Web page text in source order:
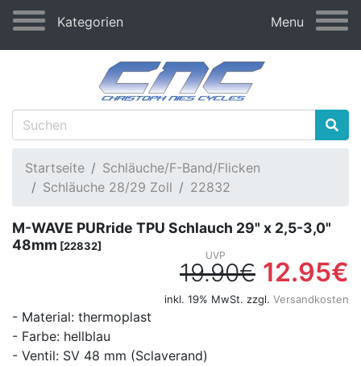
Kategorien Menu
Startseite
Schläuche/F-Band/Flicken
Schläuche 28/29 Zoll
22832
M-WAVE PURride TPU Schlauch 29" x 2,5-3,0"
48mm [22832]
19.90€ 12.95€
inkl. 19% MwSt. zzgl. Versandkosten
- Material: thermoplast
- Farbe: hellblau
- Ventil: SV 48 mm (Sclaverand)